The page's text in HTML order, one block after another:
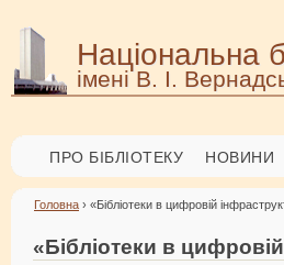
Національна
імені В. І.
ПРО БІБЛІОТЕКУ НОВИНИ
Головна › «Бібліотеки в цифровій
«Бібліотеки в